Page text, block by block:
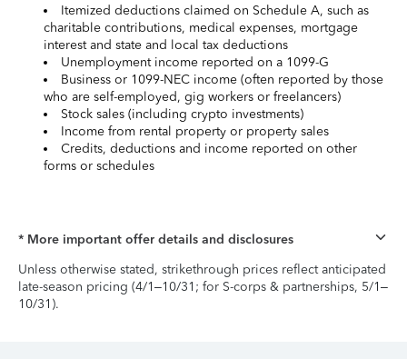
Itemized deductions claimed on Schedule A, such as
charitable contributions, medical expenses, mortgage
interest and state and local tax deductions
Unemployment income reported on a 1099-G
Business or 1099-NEC income (often reported by those
who are self-employed, gig workers or freelancers)
Stock sales (including crypto investments)
Income from rental property or property sales
Credits, deductions and income reported on other
forms or schedules
* More important offer details and disclosures
Unless otherwise stated, strikethrough prices reflect anticipated
late-season pricing (4/1–10/31; for S-corps & partnerships, 5/1–
10/31).